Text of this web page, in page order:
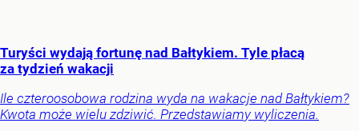
Turyści wydają fortunę nad Bałtykiem. Tyle płacą
za tydzień wakacji
Ile czteroosobowa rodzina wyda na wakacje nad Bałtykiem?
Kwota może wielu zdziwić. Przedstawiamy wyliczenia.